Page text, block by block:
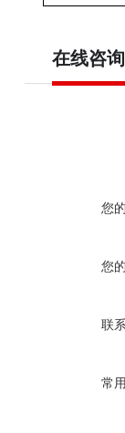
在线咨询
您
您
联
常